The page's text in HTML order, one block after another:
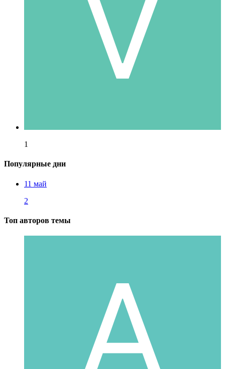
1
Популярные дни
11 май
2
Топ авторов темы